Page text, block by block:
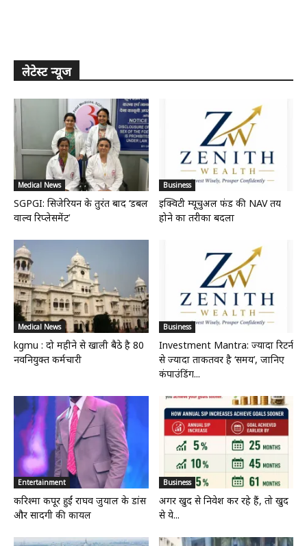
लेटेस्ट न्यूज
Medical News
SGPGI: सिजेरियन के तुरंत बाद ‘डबल
वाल्व रिप्लेसमेंट’
Business
इक्विटी म्यूचुअल फंड की NAV तय
होने का तरीका बदला
Medical News
kgmu : दो महीने से खाली बैठे है 80
नवनियुक्त कर्मचारी
Business
Investment Mantra: ज्यादा रिटर्न
से ज्यादा ताकतवर है ‘समय’, जानिए
कंपाउंडिंग...
Entertainment
करिश्मा कपूर हुईं राघव जुयाल के डांस
और सादगी की कायल
Business
अगर खुद से निवेश कर रहे हैं, तो खुद
से ये...